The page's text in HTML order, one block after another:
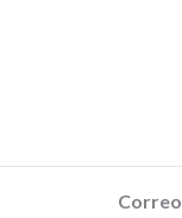
Correo